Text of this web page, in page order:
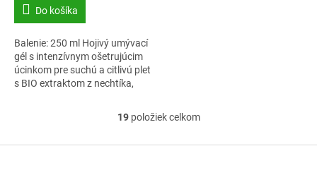
Do košíka
Balenie: 250 ml Hojivý umývací
gél s intenzívnym ošetrujúcim
úcinkom pre suchú a citlivú plet
s BIO extraktom z nechtíka,
O
l
19položiek celkom